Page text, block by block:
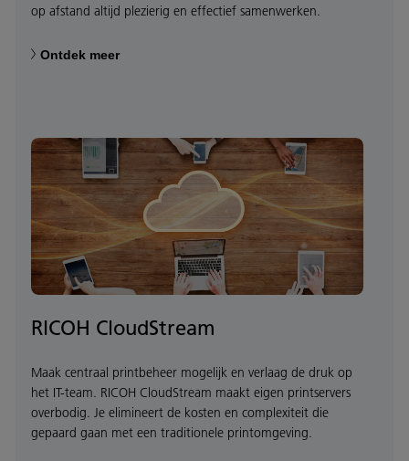
op afstand altijd plezierig en effectief samenwerken.
Ontdek meer
RICOH CloudStream
Maak centraal printbeheer mogelijk en verlaag de druk op
het IT-team. RICOH CloudStream maakt eigen printservers
overbodig. Je elimineert de kosten en complexiteit die
gepaard gaan met een traditionele printomgeving.